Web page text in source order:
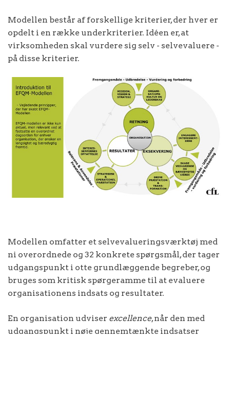
Modellen består af forskellige kriterier, der hver er
opdelt i en række underkriterier. Idéen er, at
virksomheden skal vurdere sig selv - selvevaluere -
på disse kriterier.
Modellen omfatter et selvevalueringsværktøj med
ni overordnede og 32 konkrete spørgsmål, der tager
udgangspunkt i otte grundlæggende begreber, og
bruges som kritisk spørgeramme til at evaluere
organisationens indsats og resultater.
En organisation udviser excellence, når den med
udgangspunkt i nøje gennemtænkte indsatser